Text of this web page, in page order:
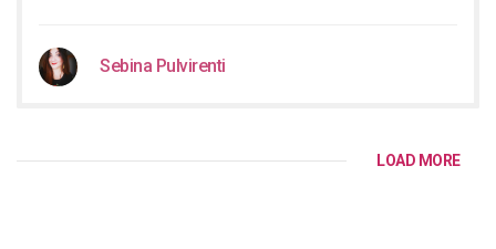
Sebina Pulvirenti
LOAD MORE